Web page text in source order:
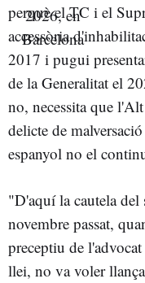
perquè el TC i el
accessòria
2017 i pugui
de la Generalitat el
no, necessita que
delicte de
espanyol no el
"D'aquí la cautela
novembre passat,
preceptiu de
llei, no va voler